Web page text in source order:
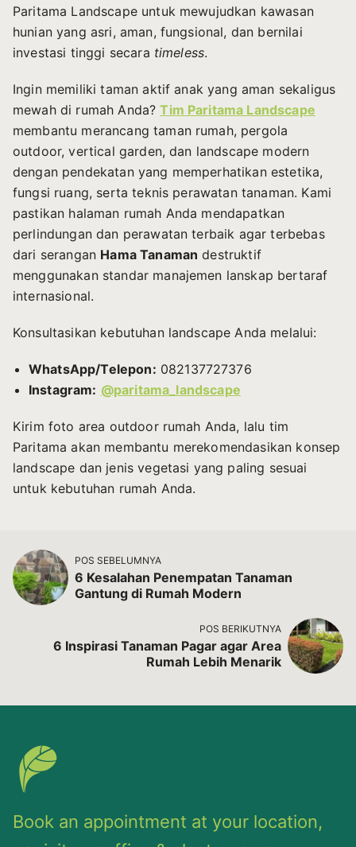
Paritama Landscape untuk mewujudkan kawasan
hunian yang asri, aman, fungsional, dan bernilai
investasi tinggi secara timeless.
Ingin memiliki taman aktif anak yang aman sekaligus
mewah di rumah Anda?Tim Paritama Landscape
membantu merancang taman rumah, pergola
outdoor, vertical garden, dan landscape modern
dengan pendekatan yang memperhatikan estetika,
fungsi ruang, serta teknis perawatan tanaman. Kami
pastikan halaman rumah Anda mendapatkan
perlindungan dan perawatan terbaik agar terbebas
dari serangan Hama Tanaman destruktif
menggunakan standar manajemen lanskap bertaraf
internasional.
Konsultasikan kebutuhan landscape Anda melalui:
WhatsApp/Telepon: 082137727376
Instagram: @paritama_landscape
Kirim foto area outdoor rumah Anda, lalu tim
Paritama akan membantu merekomendasikan konsep
landscape dan jenis vegetasi yang paling sesuai
untuk kebutuhan rumah Anda.
POS SEBELUMNYA
6 Kesalahan Penempatan Tanaman
Gantung di Rumah Modern
POS BERIKUTNYA
6 Inspirasi Tanaman Pagar agar Area
Rumah Lebih Menarik
Book an appointment at your location,